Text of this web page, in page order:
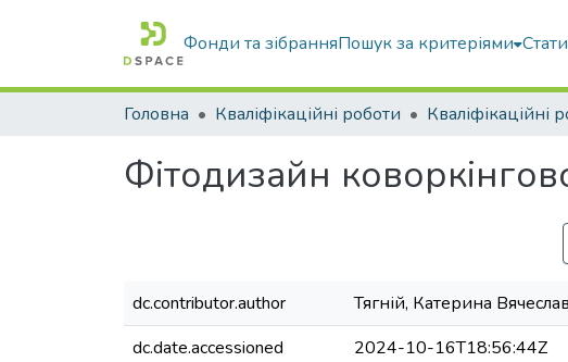
Фонди та зібранняПошук за критеріями
Головна Кваліфікаційні роботи
Фітодизайн
dc.contributor.author
Тягній, Катерина
dc.date.accessioned
2024-10-16T18:56:44Z